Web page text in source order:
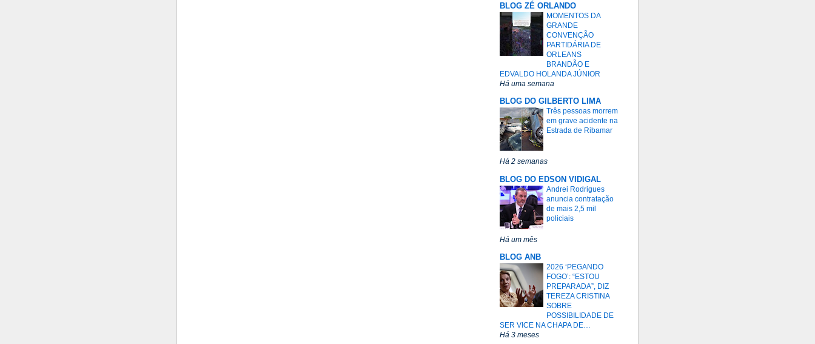
BLOG ZÉ ORLANDO
MOMENTOS DA
GRANDE
CONVENÇÃO
PARTIDÁRIA DE
ORLEANS
BRANDÃO E
EDVALDO HOLANDA JÚNIOR
Há uma semana
BLOG DO GILBERTO LIMA
Três pessoas morrem
em grave acidente na
Estrada de Ribamar
Há 2 semanas
BLOG DO EDSON VIDIGAL
Andrei Rodrigues
anuncia contratação
de mais 2,5 mil
policiais
Há um mês
BLOG ANB
2026 ‘PEGANDO
FOGO’: “ESTOU
PREPARADA”, DIZ
TEREZA CRISTINA
SOBRE
POSSIBILIDADE DE
SER VICE NA CHAPA DE…
Há 3 meses